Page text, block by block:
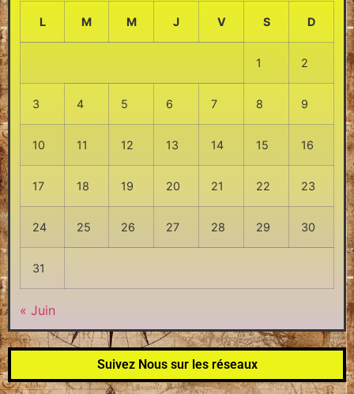
L M M J V S D
1 2
3 4 5 6 7 8 9
10 11 12 13 14 15 16
17 18 19 20 21 22 23
24 25 26 27 28 29 30
31
« Juin
Suivez Nous sur les réseaux